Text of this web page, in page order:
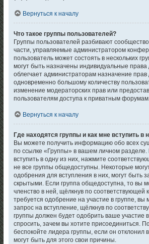
Вернуться к началу
Что такое группы пользователей?
Группы пользователей разбивают
части, управляемые администратором
пользователь может состоять в нескольких
могут быть назначены индивидуальные права
облегчает администраторам назначение прав
одновременно большому количеству
изменение модераторских прав или
пользователям доступа к приватным
Вернуться к началу
Где находятся группы и как мне вступить в
Вы можете получить информацию обо всех
по ссылке «Группы» в вашем личном разделе.
вступить в одну из них, нажмите
не все группы общедоступны. Некоторые
одобрения для вступления в них, могут быть
скрытыми. Если группа общедоступна, то вы
членство в ней, щёлкнув по соответствующей
требуется одобрение на участие в группе, вы
запрос на вступление, щёлкнув по
группы должен будет одобрить ваше участие
спросить, зачем вы хотите присоединиться.
беспокойте лидера группы, если он отклонил
могут быть для этого свои причины.